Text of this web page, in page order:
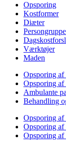
Opsporing
Kostformer
Diæter
Værktøjer
Maden
Opsporing
Opsporing
Ambulante
Behandling
Opsporing
Opsporing af
Opsporing